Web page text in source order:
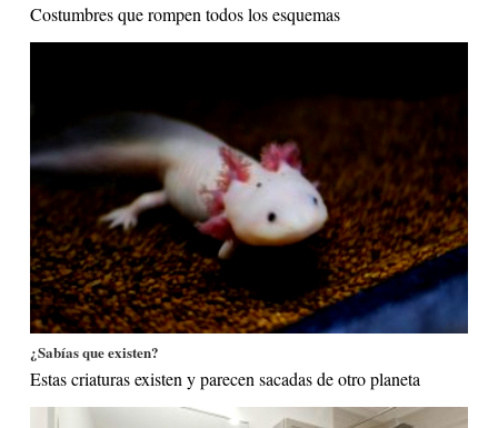
Costumbres que rompen todos los esquemas
¿Sabías que existen?
Estas criaturas existen y parecen sacadas de otro planeta